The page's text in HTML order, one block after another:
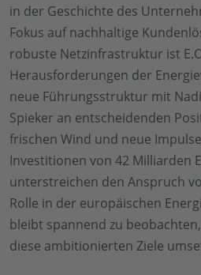
in der Geschichte des
Fokus auf nachhaltige
robuste Netzinfrastruktur ist
Herausforderungen der
neue Führungsstruktur mit
Spieker an entscheidenden
frischen Wind und neue
Investitionen von 42 Milliarden
unterstreichen den Anspruch
Rolle in der europäischen
bleibt spannend zu
diese ambitionierten Ziele